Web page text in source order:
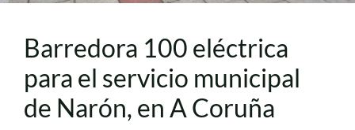
Barredora 100 eléctrica
para el servicio municipal
de Narón, en A Coruña